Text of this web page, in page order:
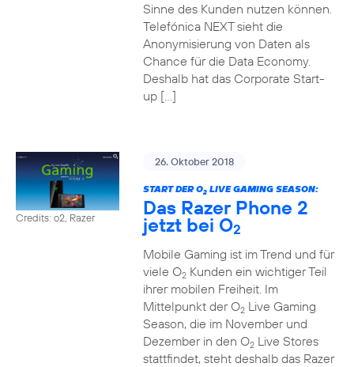
Sinne des Kunden nutzen können.
Telefónica NEXT sieht die
Anonymisierung von Daten als
Chance für die Data Economy.
Deshalb hat das Corporate Start-
up […]
Credits: o2, Razer
26. Oktober 2018
START DER O2LIVE GAMING SEASON:
Das Razer Phone 2
jetzt bei O2
Mobile Gaming ist im Trend und für
viele O2Kunden ein wichtiger Teil
ihrer mobilen Freiheit. Im
Mittelpunkt der O2Live Gaming
Season, die im November und
Dezember in den O2Live Stores
stattfindet, steht deshalb das Razer